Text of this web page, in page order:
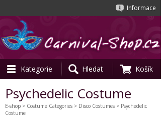
Informace
Kategorie Hledat Košík
Psychedelic Costume
E-shop > Costume Categories > Disco Costumes > Psychedelic
Costume